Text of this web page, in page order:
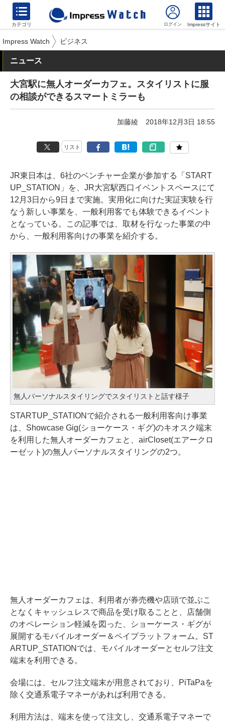
カテゴリ Impressサイト
Impress Watch ビジネス
ニュース
大宮駅に無人オーダーカフェ。スタイリストに服
の相談ができるスマートミラーも
加藤綾 2018年12月3日 18:55
リスト
JR東日本は、6社のベンチャー企業が参加する「START
UP_STATION」を、JR大宮駅西口イベントスペースにて
12月3日から9日まで実施。実用化に向けた実証実験を行
なう新しい事業を、一般利用客でも体験できるイベント
となっている。この記事では、取材を行なった事業の中
から、一般利用客向けの事業を紹介する。
無人パーソナルスタイリングでスタイリストと話す様子
STARTUP_STATIONで紹介される一般利用客向け事業
は、Showcase Gig(ショーケース・ギグ)のキオスク端末
を利用した無人オーダーカフェと、airCloset(エアークロ
ーゼット)の無人パーソナルスタイリングの2つ。
無人オーダーカフェは、利用者が券売機や店頭で並ぶこ
となくキャッシュレスで商品を受け取ることと、店舗側
のオペレーション軽減を図った、ショーケース・ギグが
展開するモバイルオーダー＆ペイプラットフォーム。ST
ARTUP_STATIONでは、モバイルオーダーとセルフ注文
端末を利用できる。
会場には、セルフ注文端末が用意されており、PiTaPaを
除く交通系電子マネーがあれば利用できる。
利用方法は、端末を使って注文し、交通系電子マネーで